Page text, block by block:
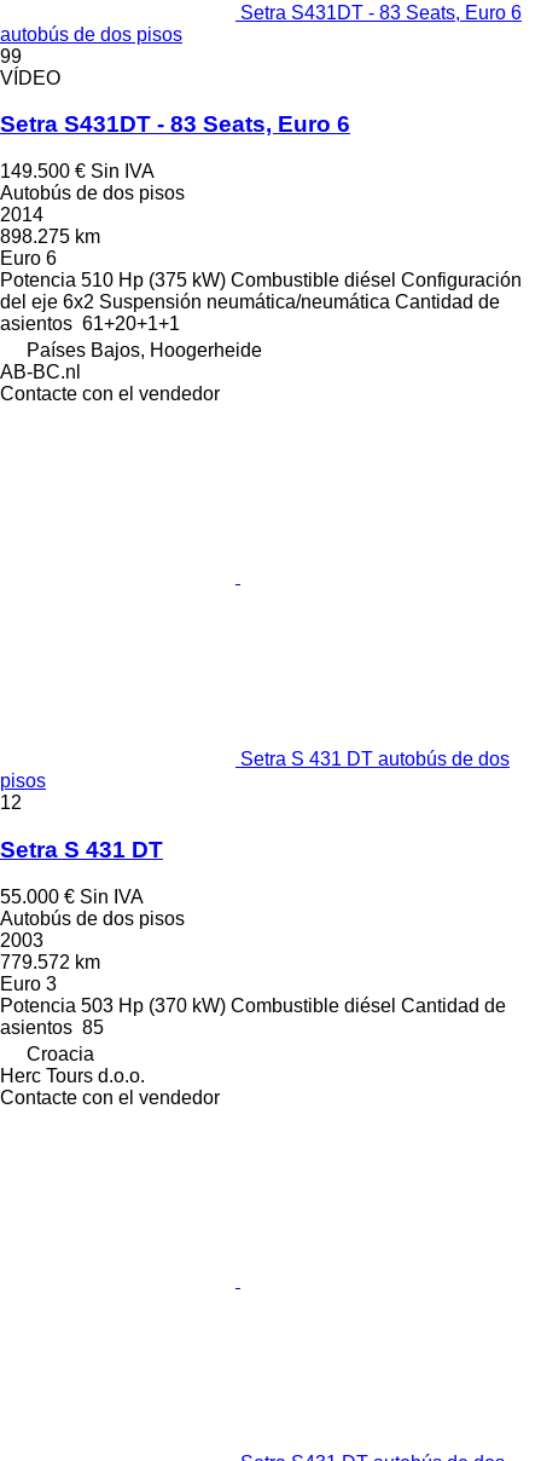
Setra S431DT - 83 Seats, Euro 6
autobús de dos pisos
99
VÍDEO
Setra S431DT - 83 Seats, Euro 6
149.500 € Sin IVA
Autobús de dos pisos
2014
898.275 km
Euro 6
Potencia 510 Hp (375 kW) Combustible diésel Configuración
del eje 6x2 Suspensión neumática/neumática Cantidad de
asientos 61+20+1+1
Países Bajos, Hoogerheide
AB-BC.nl
Contacte con el vendedor
Setra S 431 DT autobús de dos
pisos
12
Setra S 431 DT
55.000 € Sin IVA
Autobús de dos pisos
2003
779.572 km
Euro 3
Potencia 503 Hp (370 kW) Combustible diésel Cantidad de
asientos 85
Croacia
Herc Tours d.o.o.
Contacte con el vendedor